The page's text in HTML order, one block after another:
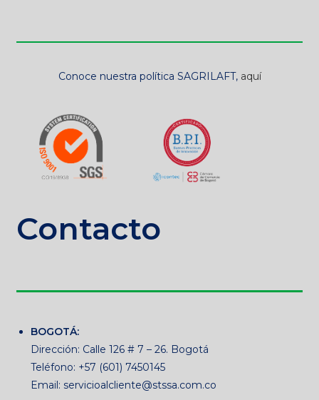
Conoce nuestra política SAGRILAFT, aquí
Contacto
BOGOTÁ:
Dirección: Calle 126 # 7 – 26. Bogotá
Teléfono: +57 (601) 7450145
Email: servicioalcliente@stssa.com.co